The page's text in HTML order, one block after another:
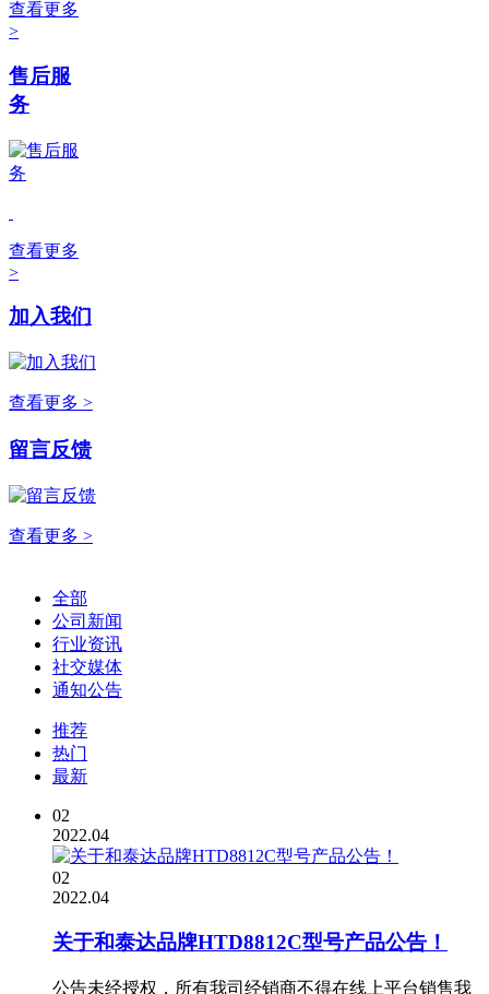
查看更多
>
售后服
务
查看更多
>
加入我们
查看更多 >
留言反馈
查看更多 >
全部
公司新闻
行业资讯
社交媒体
通知公告
推荐
热门
最新
02
2022.04
02
2022.04
关于和泰达品牌HTD8812C型号产品公告！
公告未经授权，所有我司经销商不得在线上平台销售我